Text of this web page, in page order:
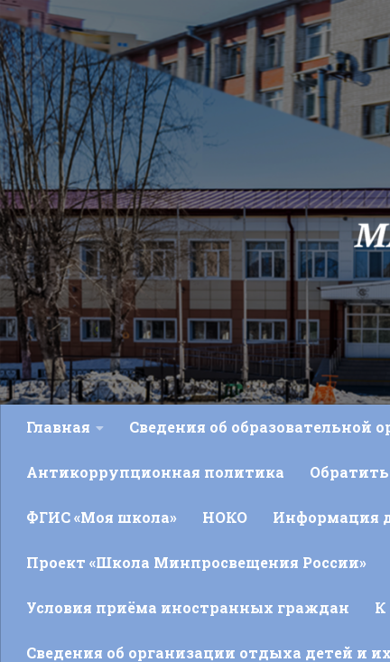
Skip to content
Главная Сведения об образовательной
Антикоррупционная политика
ФГИС «Моя школа» НОКО Информация
Проект «Школа Минпросвещения России»
Условия приёма иностранных граждан К
Сведения об организации отдыха детей и